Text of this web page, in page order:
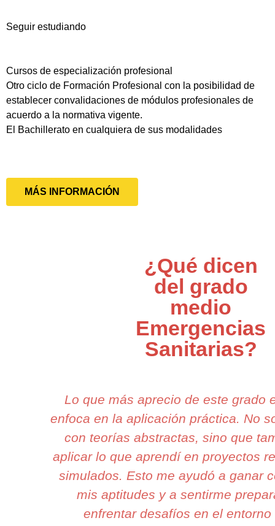
Seguir estudiando
Cursos de especialización profesional
Otro ciclo de Formación Profesional con la posibilidad de
establecer convalidaciones de módulos profesionales de
acuerdo a la normativa vigente.
El Bachillerato en cualquiera de sus modalidades
MÁS INFORMACIÓN
¿Qué dicen
del grado
medio
Emergencias
Sanitarias?
Lo que más aprecio de este grado
enfoca en la aplicación práctica. No
con teorías abstractas, sino que
aplicar lo que aprendí en proyectos
simulados. Esto me ayudó a ganar
mis aptitudes y a sentirme
enfrentar desafíos en el entorno